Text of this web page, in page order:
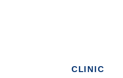
CLINIC